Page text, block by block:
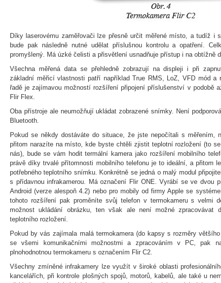
Díky laserovému zaměřovači lze přesně určit měřené místo, a tudíž i
bude pak následně nutné udělat příslušnou kontrolu a opatření.
promyšlený. Má úzké čelisti a přisvětlení usnadňuje přístup i na obtížně
Všechna měřená data se přehledně zobrazují na displeji i při
základní měřicí vlastnosti patří například True RMS, LoZ, VFD mód a
řadě je zajímavou možností rozšíření připojení příslušenství v podobě
Flir Flex.
Oba přístroje ale neumožňují ukládat zobrazené snímky. Není
Bluetooth.
Pokud se někdy dostáváte do situace, že jste nepočítali s měřením,
přitom narazíte na místo, kde byste chtěli zjistit teplotní rozložení (to
nás), bude se vám hodit termální kamera jako rozšíření mobilního
právě díky trvalé přítomnosti mobilního telefonu je to ideální, a přitom
potřebného teplotního snímku. Konkrétně se jedná o malý modul
s přídavnou infrakamerou. Má označení Flir ONE. Vyrábí se ve dvou
Android (verze alespoň 4.2) nebo pro mobily od firmy Apple se
tohoto rozšíření pak proměníte svůj telefon v termokameru s velmi
možnost ukládání obrázku, ten však ale není možné zpracovávat
teplotního rozložení.
Pokud by vás zajímala malá termokamera (do kapsy s rozměry
se všemi komunikačními možnostmi a zpracováním v PC, pak
plnohodnotnou termokameru s označením Flir C2.
Všechny zmíněné infrakamery lze využít v široké oblasti
kancelářích, při kontrole plošných spojů, motorů, kabelů, ale také u